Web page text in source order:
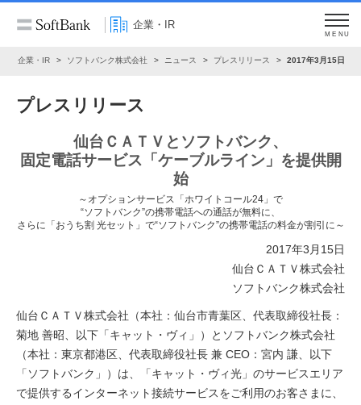
企業・IR
MENU
企業・IR ソフトバンク株式会社 ニュース プレスリリース 2017年3月15日
プレスリリース
仙台ＣＡＴＶとソフトバンク、
固定電話サービス「ケーブルライン」を提供開
始
～オプションサービス「ホワイトコール24」で
“ソフトバンク”の携帯電話への通話が無料に、
さらに「おうち割 光セット」で“ソフトバンク”の携帯電話の料金が割引に～
2017年3月15日
仙台ＣＡＴＶ株式会社
ソフトバンク株式会社
仙台ＣＡＴＶ株式会社（本社：仙台市青葉区、代表取締役社長：
菊地 善昭、以下「キャット・ヴィ」）とソフトバンク株式会社
（本社：東京都港区、代表取締役社長 兼 CEO：宮内 謙、以下
「ソフトバンク」）は、「キャット・ヴィ光」のサービスエリア
で提供するインターネット接続サービスをご利用のお客さまに、